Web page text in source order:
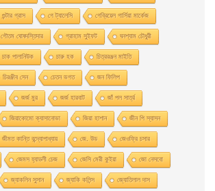
গুন্টার গ্রাস গে ট্যালেসি গেব্রিয়েল গার্সিয়া মার্কেজ
গৌতম ঘোষদস্তিদার গ্রাহাম সুইফট ঘনশ্যাম চৌধুরী
চাক পালানিউক চারু হক চিত্ররঞ্জন মাইতি
চিরঞ্জীব সেন চেতন ভগত জন ফিলিপ
জর্জ মুর জর্জ হারবাট জাঁ পল সার্ত্র
জিয়াকোমাে ক্যাসানােভা জিয়া হাশান জীন পি স্যাসন
জীমত কান্তি বন্দ্যোপাধ্যায় জে. উড জেওফ্রি চসার
জেমস হ্যাডলী চেজ জেসি মেরী কুইয়া জো নেসবো
জ্যাকলিন সুসান জ্যাকি কলিন্স জ্যোতিলাল দাস